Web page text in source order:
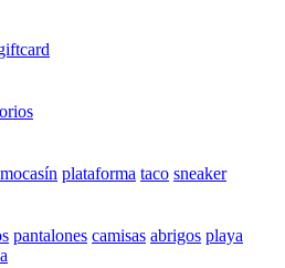
mocasín plataforma taco sneaker
pantalones camisas abrigos playa